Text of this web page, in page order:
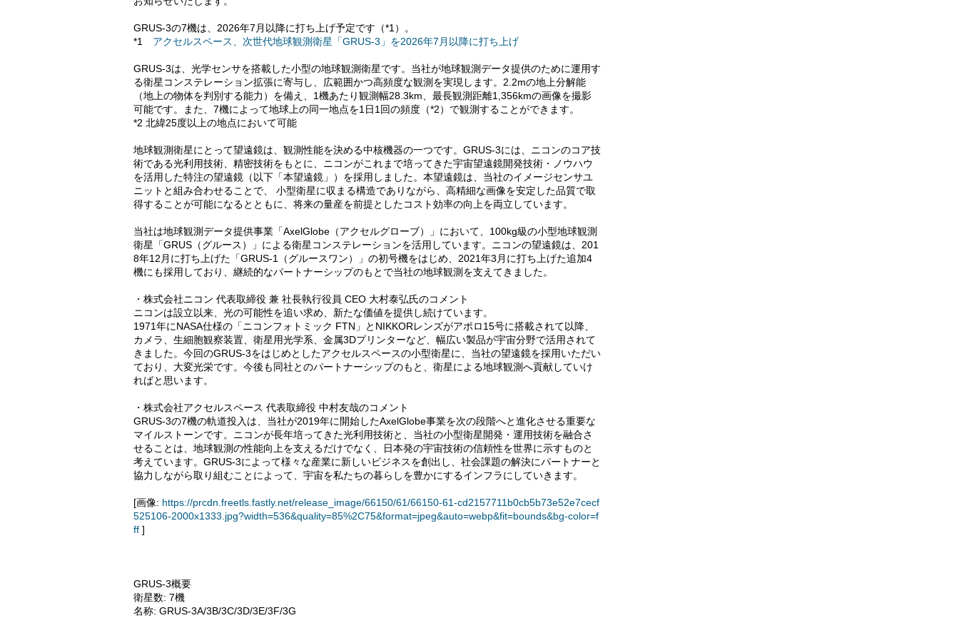
GRUS-3の7機は、2026年7月以降に打ち上げ予定です（*1）。
*1 アクセルスペース、次世代地球観測衛星「GRUS-3」を2026年7月以降に打ち上げ
GRUS-3は、光学センサを搭載した小型の地球観測衛星です。当社が地球観測データ提供のために運用す
る衛星コンステレーション拡張に寄与し、広範囲かつ高頻度な観測を実現します。2.2mの地上分解能
（地上の物体を判別する能力）を備え、1機あたり観測幅28.3km、最長観測距離1,356kmの画像を撮影
可能です。また、7機によって地球上の同一地点を1日1回の頻度（*2）で観測することができます。
*2 北緯25度以上の地点において可能
地球観測衛星にとって望遠鏡は、観測性能を決める中核機器の一つです。GRUS-3には、ニコンのコア技
術である光利用技術、精密技術をもとに、ニコンがこれまで培ってきた宇宙望遠鏡開発技術・ノウハウ
を活用した特注の望遠鏡（以下「本望遠鏡」）を採用しました。本望遠鏡は、当社のイメージセンサユ
ニットと組み合わせることで、 小型衛星に収まる構造でありながら、高精細な画像を安定した品質で取
得することが可能になるとともに、将来の量産を前提としたコスト効率の向上を両立しています。
当社は地球観測データ提供事業「AxelGlobe（アクセルグローブ）」において、100kg級の小型地球観測
衛星「GRUS（グルース）」による衛星コンステレーションを活用しています。ニコンの望遠鏡は、201
8年12月に打ち上げた「GRUS-1（グルースワン）」の初号機をはじめ、2021年3月に打ち上げた追加4
機にも採用しており、継続的なパートナーシップのもとで当社の地球観測を支えてきました。
・株式会社ニコン 代表取締役 兼 社長執行役員 CEO 大村泰弘氏のコメント
ニコンは設立以来、光の可能性を追い求め、新たな価値を提供し続けています。
1971年にNASA仕様の「ニコンフォトミック FTN」とNIKKORレンズがアポロ15号に搭載されて以降、
カメラ、生細胞観察装置、衛星用光学系、金属3Dプリンターなど、幅広い製品が宇宙分野で活用されて
きました。今回のGRUS-3をはじめとしたアクセルスペースの小型衛星に、当社の望遠鏡を採用いただい
ており、大変光栄です。今後も同社とのパートナーシップのもと、衛星による地球観測へ貢献していけ
ればと思います。
・株式会社アクセルスペース 代表取締役 中村友哉のコメント
GRUS-3の7機の軌道投入は、当社が2019年に開始したAxelGlobe事業を次の段階へと進化させる重要な
マイルストーンです。ニコンが長年培ってきた光利用技術と、当社の小型衛星開発・運用技術を融合さ
せることは、地球観測の性能向上を支えるだけでなく、日本発の宇宙技術の信頼性を世界に示すものと
考えています。GRUS-3によって様々な産業に新しいビジネスを創出し、社会課題の解決にパートナーと
協力しながら取り組むことによって、宇宙を私たちの暮らしを豊かにするインフラにしていきます。
[画像: https://prcdn.freetls.fastly.net/release_image/66150/61/66150-61-cd2157711b0cb5b73e52e7cecf
525106-2000x1333.jpg?width=536&quality=85%2C75&format=jpeg&auto=webp&fit=bounds&bg-color=f
ff ]
GRUS-3概要
衛星数: 7機
名称: GRUS-3A/3B/3C/3D/3E/3F/3G